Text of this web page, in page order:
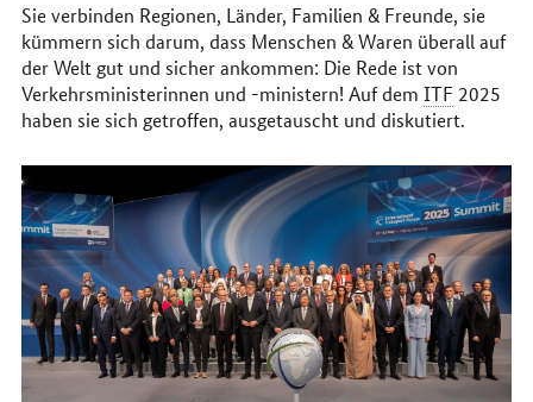
Sie verbinden Regionen, Länder, Familien & Freunde, sie
kümmern sich darum, dass Menschen & Waren überall auf
der Welt gut und sicher ankommen: Die Rede ist von
Verkehrsministerinnen und -ministern! Auf dem ITF 2025
haben sie sich getroffen, ausgetauscht und diskutiert.